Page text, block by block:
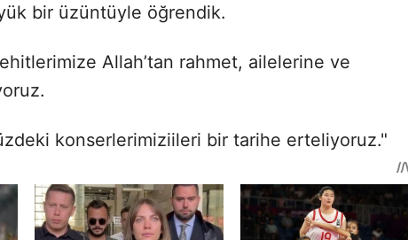
bir üzüntüyle öğrendik.
Allah’tan rahmet, ailelerine ve
konserlerimiziileri bir tarihe erteliyoruz."